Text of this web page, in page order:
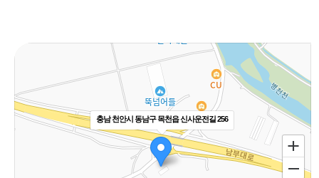
충남 천안시 동남구 목천읍 신사운전길 256